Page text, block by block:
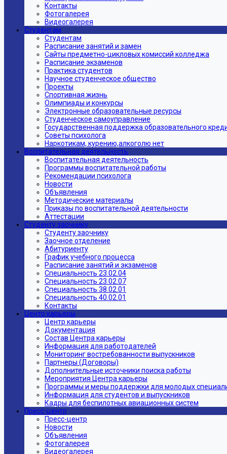
Контакты
Фотогалерея
Видеогалерея
Студентам
Студентам
Расписание занятий и замен
Сайты предметно-цикловых комиссий колледжа
Расписание экзаменов
Практика студентов
Научное студенческое общество
Проекты
Спортивная жизнь
Олимпиады и конкурсы
Электронные образовательные ресурсы
Студенческое самоуправление
Государственная поддержка образовательного
Советы психолога
Наркотикам, курению,алкоголю нет
Воспитательная деятельность
Воспитательная деятельность
Программы воспитательной работы
Рекомендации психолога
Новости
Объявления
Методические материалы
Приказы по воспитательной деятельности
Аттестации
Студенту заочнику
Студенту заочнику
Заочное отделение
Абитуриенту
График учебного процесса
Расписание занятий и экзаменов
Специальность 23.02.04
Специальность 23.02.07
Специальность 38.02.01
Специальность 40.02.01
Контакты
Центр карьеры
Центр карьеры
Документация
Состав Центра карьеры
Информация для работодателей
Мониторинг востребованности выпускников
Партнеры (Договоры)
Дополнительные источники поиска работы
Мероприятия Центра карьеры
Программы и меры поддержки для молодых
Информация для студентов и выпускников
Кадры для беспилотных авиационных систем
Пресс-центр
Пресс-центр
Новости
Объявления
Фотогалерея
Видеогалерея